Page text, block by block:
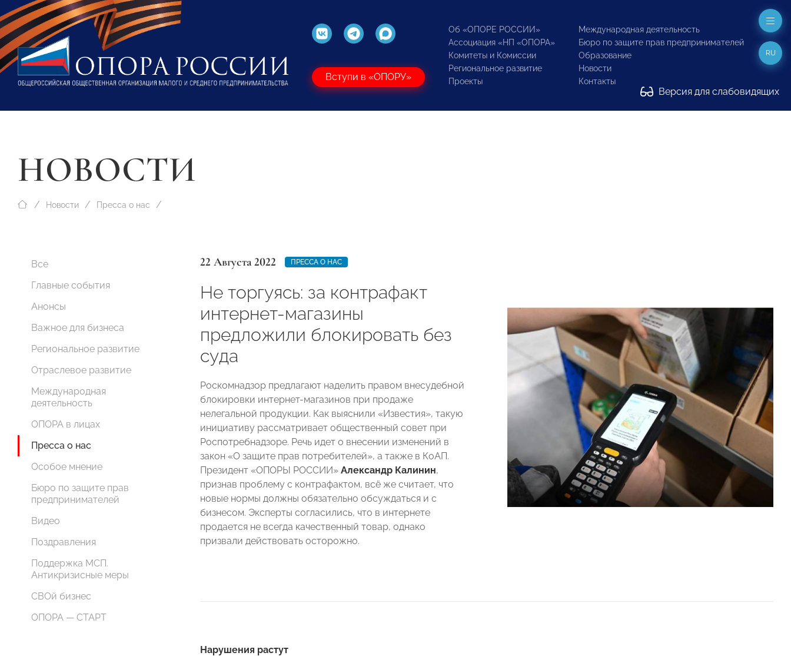
Вступи в «ОПОРУ»
Об «ОПОРЕ РОССИИ»
Ассоциация «НП «ОПОРА»
Комитеты и Комиссии
Региональное развитие
Проекты
Международная деятельность
Бюро по защите прав предпринимателей
Образование
Новости
Контакты
Версия для слабовидящих
RU
НОВОСТИ
Новости Пресса о нас
Все
Главные события
Анонсы
Важное для бизнеса
Региональное развитие
Отраслевое развитие
Международная
деятельность
ОПОРА в лицах
Пресса о нас
Особое мнение
Бюро по защите прав
предпринимателей
Видео
Поздравления
Поддержка МСП.
Антикризисные меры
СВОй бизнес
ОПОРА — СТАРТ
22 Августа 2022 ПРЕССА О НАС
Не торгуясь: за контрафакт
интернет-магазины
предложили блокировать без
суда
Роскомнадзор предлагают наделить правом внесудебной
блокировки интернет-магазинов при продаже
нелегальной продукции. Как выяснили «Известия», такую
инициативу рассматривает общественный совет при
Роспотребнадзоре. Речь идет о внесении изменений в
закон «О защите прав потребителей», а также в КоАП.
Президент «ОПОРЫ РОССИИ» Александр Калинин,
признав проблему с контрафактом, всё же считает, что
новые нормы должны обязательно обсуждаться и с
бизнесом. Эксперты согласились, что в интернете
продается не всегда качественный товар, однако
призвали действовать осторожно.
Нарушения растут